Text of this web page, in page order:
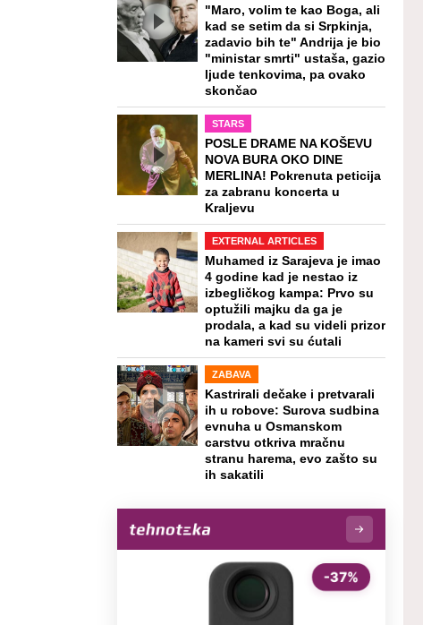
"Maro, volim te kao Boga, ali
kad se setim da si Srpkinja,
zadavio bih te" Andrija je bio
"ministar smrti" ustaša, gazio
ljude tenkovima, pa ovako
skončao
STARS
POSLE DRAME NA KOŠEVU
NOVA BURA OKO DINE
MERLINA! Pokrenuta peticija
za zabranu koncerta u
Kraljevu
EXTERNAL ARTICLES
Muhamed iz Sarajeva je imao
4 godine kad je nestao iz
izbegličkog kampa: Prvo su
optužili majku da ga je
prodala, a kad su videli prizor
na kameri svi su ćutali
ZABAVA
Kastrirali dečake i pretvarali
ih u robove: Surova sudbina
evnuha u Osmanskom
carstvu otkriva mračnu
stranu harema, evo zašto su
ih sakatili